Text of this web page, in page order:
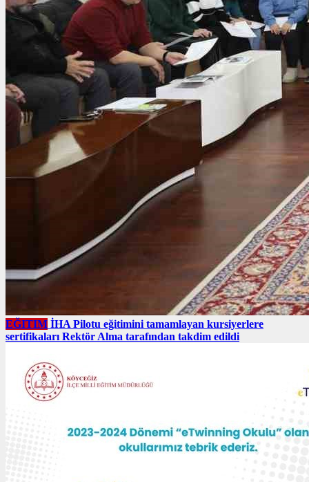
EĞITIM İHA Pilotu eğitimini tamamlayan kursiyerlere
sertifikaları Rektör Alma tarafından takdim edildi